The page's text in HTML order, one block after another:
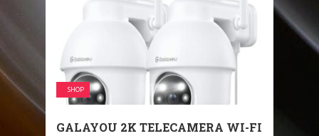
SHOP
GALAYOU 2K TELECAMERA WI-FI